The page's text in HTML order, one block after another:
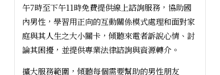
午7時至下午11時免費提供線上諮詢服務，協助國
內男性，學習用正向的互動關係模式處理和面對家
庭與其人生之大小關卡，傾聽來電者訴說心情、討
論其困擾，並提供專業法律諮詢與資源轉介。
擴大服務範圍，傾聽每個需要幫助的男性朋友